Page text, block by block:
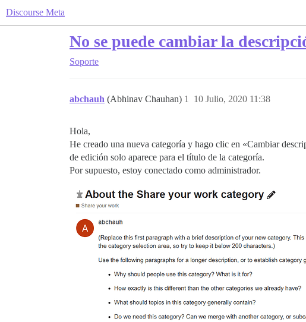
Discourse Meta
No se puede cambiar la
Soporte
abchauh (Abhinav Chauhan) 10 Julio, 2020 11:38
1
Hola,
He creado una nueva categoría y hago clic en «Cambiar
de edición solo aparece para el título de la categoría.
Por supuesto, estoy conectado como administrador.